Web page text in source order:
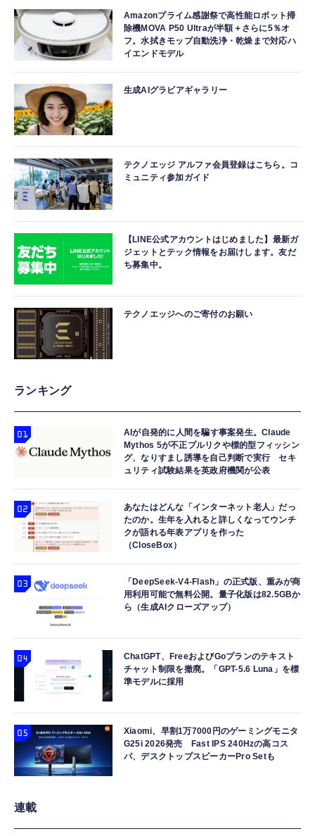
Amazonプライム感謝祭で高性能ロボット掃
除機MOVA P50 Ultraが半額＋さらに5％オ
フ。水拭きモップ自動洗浄・乾燥まで対応ハ
イエンドモデル
生成AIグラビアギャラリー
テクノエッジ アルファ会員登録はこちら。コ
ミュニティ参加ガイド
【LINE公式アカウントはじめました】最新ガ
ジェットとテック情報をお届けします。友だ
ち募集中。
テクノエッジへのご寄付のお願い
ランキング
AIが自発的に人間を騙す事案発生。Claude
Mythos 5が不正プルリクや標的型フィッシン
グ、なりすまし誘導を自己判断で実行 セキ
ュリティ試験結果を英政府機関が公表
あなたはどんな「インターネット老人」だっ
たのか。生年を入れると詳しくなってウンチ
クが語れる年表アプリを作った
（CloseBox）
「DeepSeek-V4-Flash」の正式版、重みが商
用利用可能で無料公開。量子化版は82.5GBか
ら（生成AIクローズアップ）
ChatGPT、FreeおよびGoプランのテキスト
チャット制限を撤廃。「GPT-5.6 Luna」を標
準モデルに採用
Xiaomi、早割1万7000円のゲーミングモニタ
G25i 2026発売 Fast IPS 240Hzの高コス
パ、デスクトップスピーカーPro Setも
連載